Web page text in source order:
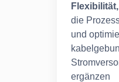
die
und
ergänzen